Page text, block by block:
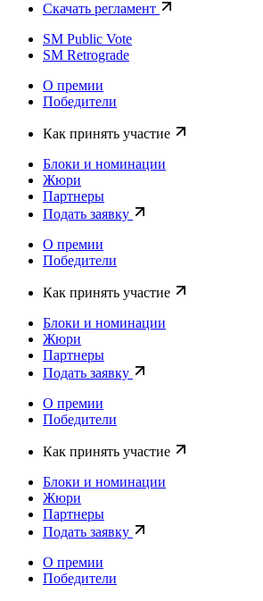
Скачать регламент
SM Public Vote
SM Retrograde
О премии
Победители
Как принять участие
Блоки и номинации
Жюри
Партнеры
Подать заявку
О премии
Победители
Как принять участие
Блоки и номинации
Жюри
Партнеры
Подать заявку
О премии
Победители
Как принять участие
Блоки и номинации
Жюри
Партнеры
Подать заявку
О премии
Победители